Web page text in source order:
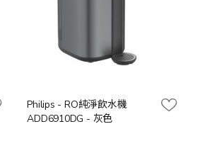
Philips - RO純淨飲水機
ADD6910DG - 灰色